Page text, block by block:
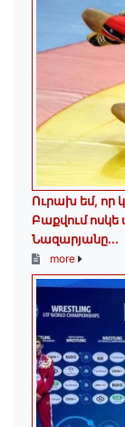
Ուրախ եմ, որ
Բաքվում ոսկե
Նազարյանը...
more